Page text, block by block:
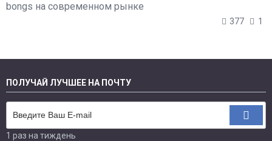
bongs на современном рынке
377 1
ПОЛУЧАЙ ЛУЧШЕЕ НА ПОЧТУ
1 раз на тиждень